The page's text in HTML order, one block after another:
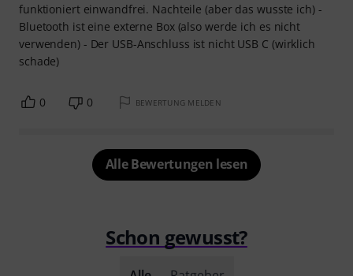
funktioniert einwandfrei. Nachteile (aber das wusste ich) -
Bluetooth ist eine externe Box (also werde ich es nicht
verwenden) - Der USB-Anschluss ist nicht USB C (wirklich
schade)
0 0 BEWERTUNG MELDEN
Alle Bewertungen lesen
Schon gewusst?